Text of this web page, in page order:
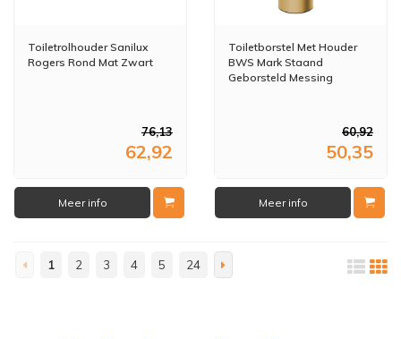
Toiletrolhouder Sanilux
Rogers Rond Mat Zwart
76,13
62,92
Meer info
Toiletborstel Met Houder
BWS Mark Staand
Geborsteld Messing
60,92
50,35
Meer info
1 2 3 4 5 24